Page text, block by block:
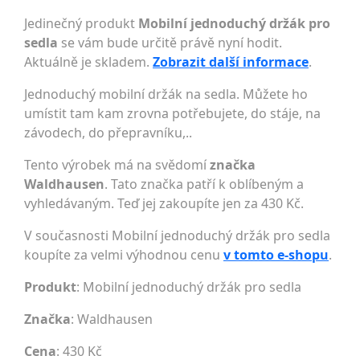
Jedinečný produkt Mobilní jednoduchý držák pro
sedla se vám bude určitě právě nyní hodit.
Aktuálně je skladem. Zobrazit další informace.
Jednoduchý mobilní držák na sedla. Můžete ho
umístit tam kam zrovna potřebujete, do stáje, na
závodech, do přepravníku,..
Tento výrobek má na svědomíznačka
Waldhausen. Tato značka patří k oblíbeným a
vyhledávaným. Teď jej zakoupíte jen za 430 Kč.
V současnosti Mobilní jednoduchý držák pro sedla
koupíte za velmi výhodnou cenu v tomto e-shopu.
Produkt: Mobilní jednoduchý držák pro sedla
Značka: Waldhausen
Cena: 430 Kč